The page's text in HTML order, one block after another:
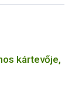
kártevője,